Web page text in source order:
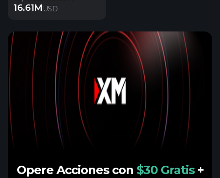
16.61M USD
Opere Acciones con $30 Gratis +